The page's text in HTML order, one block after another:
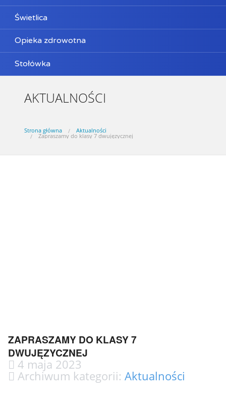
Świetlica
Opieka zdrowotna
Stołówka
AKTUALNOŚCI
Strona główna Aktualności
Zapraszamy do klasy 7 dwujęzycznej
ZAPRASZAMY DO KLASY 7
DWUJĘZYCZNEJ
4 maja 2023
Archiwum kategorii: Aktualności